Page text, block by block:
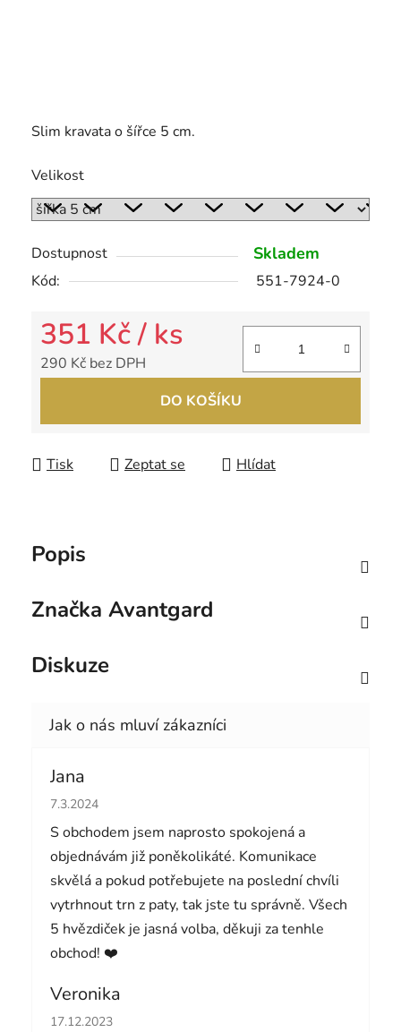
Slim kravata o šířce 5 cm.
Velikost
Dostupnost Skladem
Kód: 551-7924-0
351 Kč/ ks
290 Kč bez DPH
DO KOŠÍKU
Tisk Zeptat se Hlídat
Popis
Značka Avantgard
Diskuze
Jana
Hodnocení obchodu je 5 z 5 hvězdiček.
7.3.2024
S obchodem jsem naprosto spokojená a
objednávám již poněkolikáté. Komunikace
skvělá a pokud potřebujete na poslední chvíli
vytrhnout trn z paty, tak jste tu správně. Všech
5 hvězdiček je jasná volba, děkuji za tenhle
obchod! ❤️
Veronika
Hodnocení obchodu je 5 z 5 hvězdiček.
17.12.2023